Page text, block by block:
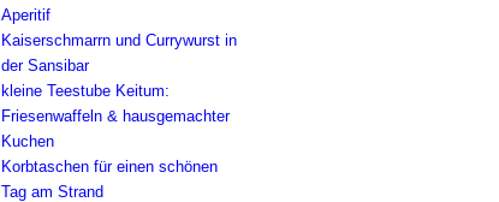
Aperitif
Kaiserschmarrn und Currywurst in
der Sansibar
kleine Teestube Keitum:
Friesenwaffeln & hausgemachter
Kuchen
Korbtaschen für einen schönen
Tag am Strand